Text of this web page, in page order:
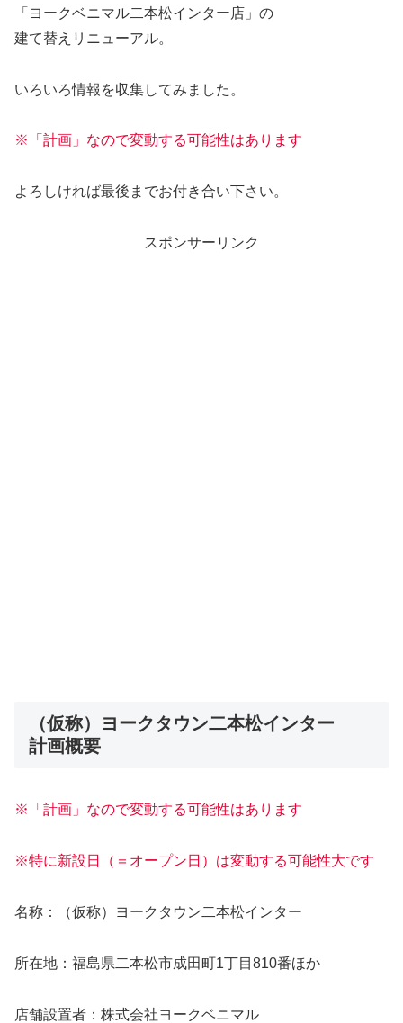
「ヨークベニマル二本松インター店」の
建て替えリニューアル。
いろいろ情報を収集してみました。
※「計画」なので変動する可能性はあります
よろしければ最後までお付き合い下さい。
スポンサーリンク
（仮称）ヨークタウン二本松インター
計画概要
※「計画」なので変動する可能性はあります
※特に新設日（＝オープン日）は変動する可能性大です
名称：（仮称）ヨークタウン二本松インター
所在地：福島県二本松市成田町1丁目810番ほか
店舗設置者：株式会社ヨークベニマル